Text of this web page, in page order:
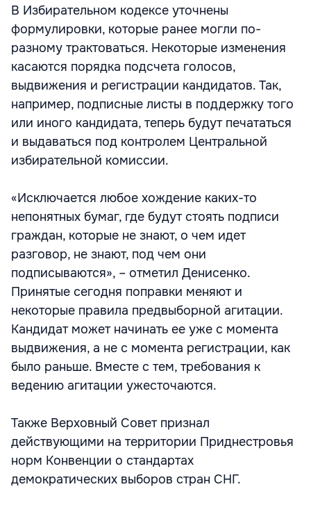
В Избирательном кодексе уточнены
формулировки, которые ранее могли по-
разному трактоваться. Некоторые изменения
касаются порядка подсчета голосов,
выдвижения и регистрации кандидатов. Так,
например, подписные листы в поддержку того
или иного кандидата, теперь будут печататься
и выдаваться под контролем Центральной
избирательной комиссии.
«Исключается любое хождение каких-то
непонятных бумаг, где будут стоять подписи
граждан, которые не знают, о чем идет
разговор, не знают, под чем они
подписываются», – отметил Денисенко.
Принятые сегодня поправки меняют и
некоторые правила предвыборной агитации.
Кандидат может начинать ее уже с момента
выдвижения, а не с момента регистрации, как
было раньше. Вместе с тем, требования к
ведению агитации ужесточаются.
Также Верховный Совет признал
действующими на территории Приднестровья
норм Конвенции о стандартах
демократических выборов стран СНГ.